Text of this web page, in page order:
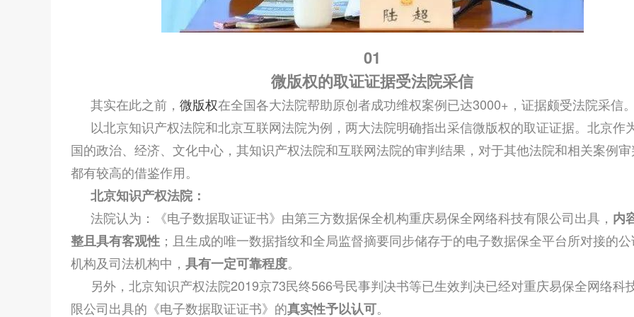
01
微版权的取证证据受法院采信
其实在此之前， 微版权在全国各大法院帮助原创者成功维权案例已达3000+，证据颇受法院采信。
以北京知识产权法院和北京互联网法院为例，两大法院明确指出采信微版权的取证证据。北京作
国的政治、经济、文化中心，其知识产权法院和互联网法院的审判结果，对于其他法院和相关案例审
都有较高的借鉴作用。
北京知识产权法院：
法院认为：《电子数据取证证书》由第三方数据保全机构重庆易保全网络科技有限公司出具， 内
整且具有客观性 ；且生成的唯一数据指纹和全局监督摘要同步储存于的电子数据保全平台所对接的公
机构及司法机构中， 具有一定可靠程度。
另外，北京知识产权法院2019京73民终566号民事判决书等已生效判决已经对重庆易保全网络科
限公司出具的《电子数据取证证书》的真实性予以认可。